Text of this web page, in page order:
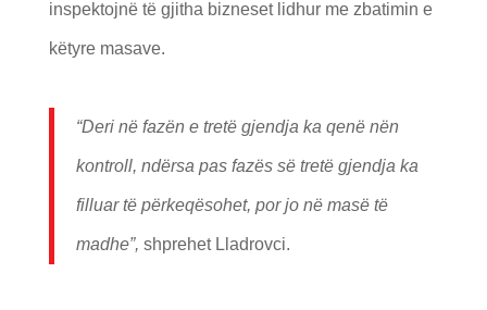
inspektojnë të gjitha bizneset lidhur me zbatimin e
këtyre masave.
“Deri në fazën e tretë gjendja ka qenë nën
kontroll, ndërsa pas fazës së tretë gjendja ka
filluar të përkeqësohet, por jo në masë të
madhe”, shprehet Lladrovci.